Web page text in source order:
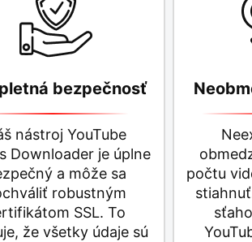
bezpečnosť
nástroj YouTube
Downloader je úplne
a môže sa
robustným
SSL. To
že všetky údaje sú
počtu